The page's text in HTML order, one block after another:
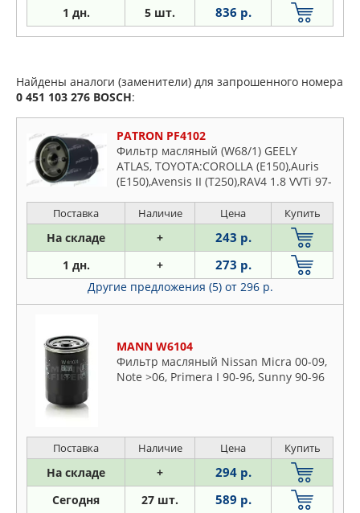
1 дн. 5 шт. 836 р.
Найдены аналоги (заменители) для запрошенного номера
0 451 103 276 BOSCH:
PATRON PF4102
Фильтр масляный (W68/1) GEELY
ATLAS, TOYOTA:COROLLA (E150),Auris
(E150),Avensis II (T250),RAV4 1.8 VVTi 97-
Поставка Наличие Цена Купить
На складе + 243 р.
1 дн. + 273 р.
Другие предложения (5) от 296 р.
MANN W6104
Фильтр масляный Nissan Micra 00-09,
Note >06, Primera I 90-96, Sunny 90-96
Поставка Наличие Цена Купить
На складе + 294 р.
Сегодня 27 шт. 589 р.